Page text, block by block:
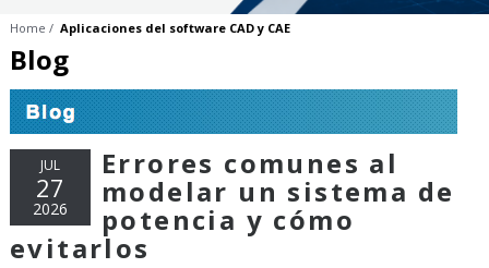
Home Aplicaciones del software CAD y CAE
Blog
JUL
27
2026
Errores comunes al
modelar un sistema de
potencia y cómo
evitarlos